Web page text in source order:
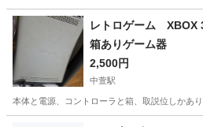
長野 長野市 市役所前駅
レトロゲーム XBOX
箱ありゲーム器
2,500円
中萱駅
本体と電源、コントローラと箱、取説位しかあ